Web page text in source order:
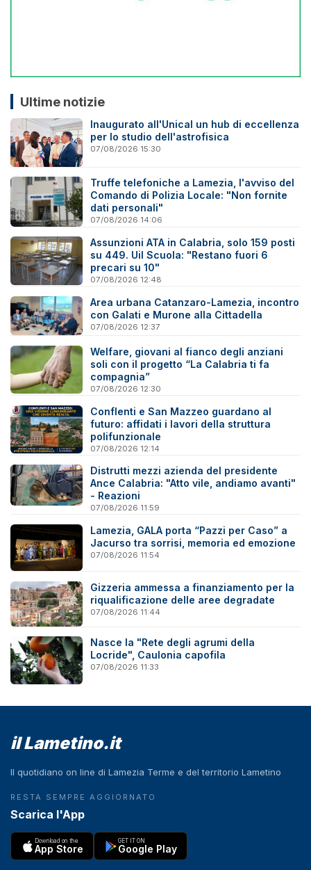
Ultime notizie
Inaugurato all'Unical un hub di eccellenza
per lo studio dell'astrofisica
07/08/2026 15:30
Truffe telefoniche a Lamezia, l'avviso del
Comando di Polizia Locale: "Non fornite
dati personali"
07/08/2026 14:06
Assunzioni ATA in Calabria, solo 159 posti
su 449. Uil Scuola: "Restano fuori 6
precari su 10"
07/08/2026 12:48
Area urbana Catanzaro-Lamezia, incontro
con Galati e Murone alla Cittadella
07/08/2026 12:37
Welfare, giovani al fianco degli anziani
soli con il progetto “La Calabria ti fa
compagnia”
07/08/2026 12:30
Conflenti e San Mazzeo guardano al
futuro: affidati i lavori della struttura
polifunzionale
07/08/2026 12:14
Distrutti mezzi azienda del presidente
Ance Calabria: "Atto vile, andiamo avanti"
- Reazioni
07/08/2026 11:59
Lamezia, GALA porta “Pazzi per Caso” a
Jacurso tra sorrisi, memoria ed emozione
07/08/2026 11:54
Gizzeria ammessa a finanziamento per la
riqualificazione delle aree degradate
07/08/2026 11:44
Nasce la "Rete degli agrumi della
Locride", Caulonia capofila
07/08/2026 11:33
il Lametino.it
Il quotidiano on line di Lamezia Terme e del territorio Lametino
RESTA SEMPRE AGGIORNATO
Scarica l'App
Download on the
App Store
GET IT ON
Google Play